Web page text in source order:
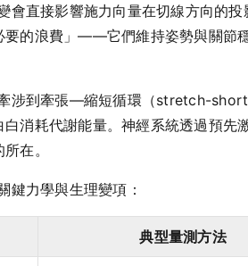
會直接影響施力向量在切線方向的
要的浪費」——它們維持姿勢與關節
涉到牽張—縮短循環（stretch-
白消耗代謝能量。神經系統透過預
在。
鍵力學與生理變項：
典型量測方法